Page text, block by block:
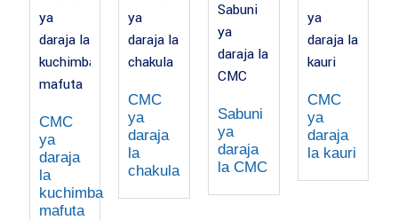
CMC
ya
daraja
la
kuchimba
mafuta
CMC
ya
daraja
la
chakula
Sabuni
ya
daraja
la CMC
CMC
ya
daraja
la kauri